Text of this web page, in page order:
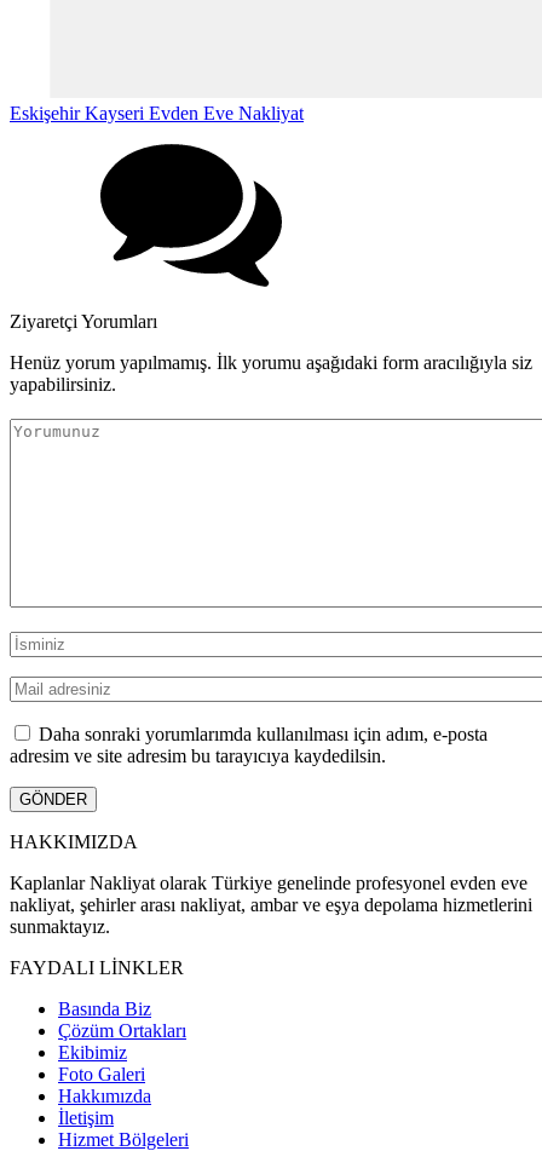
Eskişehir Kayseri Evden Eve Nakliyat
Ziyaretçi Yorumları
Henüz yorum yapılmamış. İlk yorumu aşağıdaki form aracılığıyla siz
yapabilirsiniz.
Daha sonraki yorumlarımda kullanılması için adım, e-posta
adresim ve site adresim bu tarayıcıya kaydedilsin.
HAKKIMIZDA
Kaplanlar Nakliyat olarak Türkiye genelinde profesyonel evden eve
nakliyat, şehirler arası nakliyat, ambar ve eşya depolama hizmetlerini
sunmaktayız.
FAYDALI LİNKLER
Basında Biz
Çözüm Ortakları
Ekibimiz
Foto Galeri
Hakkımızda
İletişim
Hizmet Bölgeleri